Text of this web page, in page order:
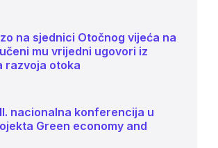
na sjednici Otočnog vijeća na
mu vrijedni ugovori iz
razvoja otoka
nacionalna konferencija u
Green economy and